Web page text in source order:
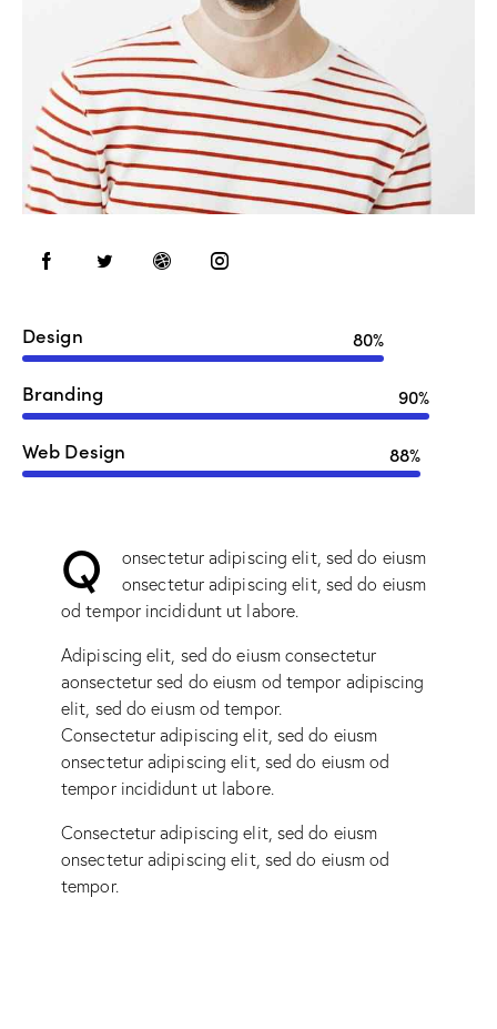
Design 80%
Branding 90%
Web Design 88%
Q
onsectetur adipiscing elit, sed do eiusm
onsectetur adipiscing elit, sed do eiusm
od tempor incididunt ut labore.
Adipiscing elit, sed do eiusm consectetur
aonsectetur sed do eiusm od tempor adipiscing
elit, sed do eiusm od tempor.
Consectetur adipiscing elit, sed do eiusm
onsectetur adipiscing elit, sed do eiusm od
tempor incididunt ut labore.
Consectetur adipiscing elit, sed do eiusm
onsectetur adipiscing elit, sed do eiusm od
tempor.